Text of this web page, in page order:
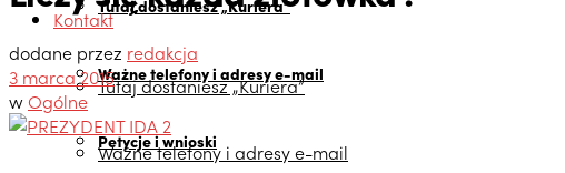
Tutaj dostaniesz „Kuriera”
Ważne telefony i adresy e-mail
Petycje i wnioski
Kontakt
Tutaj dostaniesz „Kuriera”
Ważne telefony i adresy e-mail
dodane przez redakcja
3 marca 2015
wOgólne